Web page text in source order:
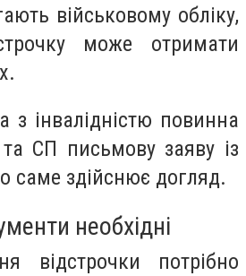
військовому обліку,
може отримати
з інвалідністю повинна
СП письмову заяву із
саме здійснює догляд.
необхідні
відстрочки потрібно